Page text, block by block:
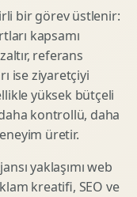
bir görev üstlenir:
kapsamı
referans
ise ziyaretçiyi
yüksek bütçeli
kontrollü, daha
üretir.
yaklaşımı web
kreatifi, SEO ve